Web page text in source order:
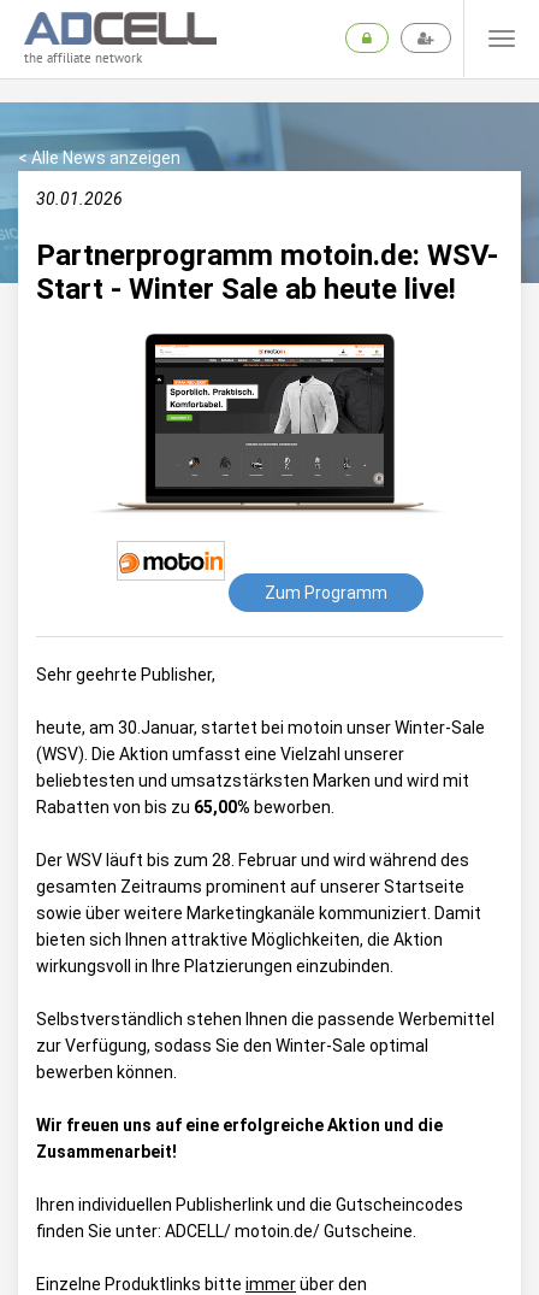
the affiliate network
< Alle News anzeigen
30.01.2026
Partnerprogramm motoin.de: WSV-
Start - Winter Sale ab heute live!
Zum Programm
Sehr geehrte Publisher,
heute, am 30.Januar, startet bei motoin unser Winter-Sale
(WSV). Die Aktion umfasst eine Vielzahl unserer
beliebtesten und umsatzstärksten Marken und wird mit
Rabatten von bis zu 65,00% beworben.
Der WSV läuft bis zum 28. Februar und wird während des
gesamten Zeitraums prominent auf unserer Startseite
sowie über weitere Marketingkanäle kommuniziert. Damit
bieten sich Ihnen attraktive Möglichkeiten, die Aktion
wirkungsvoll in Ihre Platzierungen einzubinden.
Selbstverständlich stehen Ihnen die passende Werbemittel
zur Verfügung, sodass Sie den Winter-Sale optimal
bewerben können.
Wir freuen uns auf eine erfolgreiche Aktion und die
Zusammenarbeit!
Ihren individuellen Publisherlink und die Gutscheincodes
finden Sie unter: ADCELL/ motoin.de/ Gutscheine
Einzelne Produktlinks bitte immerüber den